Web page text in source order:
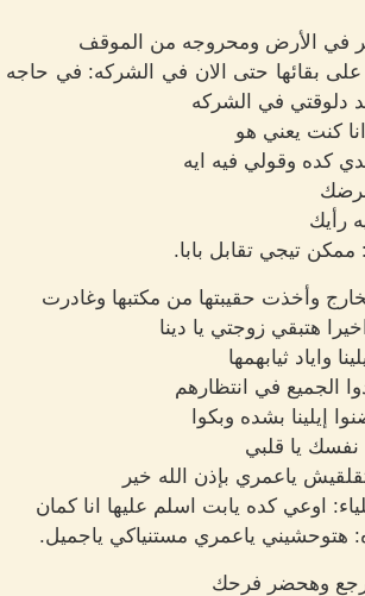
في الأرض ومحروجه من الموقف
على بقائها حتى الان في الشركه: في حاجه
دلوقتي في الشركه
كنت يعني هو
كده وقولي فيه ايه
رأيك
ممكن تيجي تقابل بابا.
وأخذت حقيبتها من مكتبها وغادرت
هتبقي زوجتي يا دينا
واياد ثيابهمها
الجميع في انتظارهم
إيلينا بشده وبكوا
نفسك يا قلبي
ياعمري بإذن الله خير
اوعي كده يابت اسلم عليها انا كمان
هتوحشيني ياعمري مستنياكي ياجميل.
هنرجع وهحضر فرحك